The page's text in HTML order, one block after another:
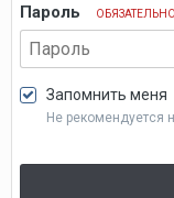
Пароль ОБЯЗАТЕЛЬНО
Запомнить меня
Не рекомендуется